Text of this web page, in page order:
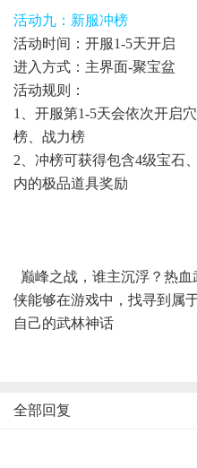
活动九：新服冲榜
活动时间：开服1-5天开启
进入方式：主界面-聚宝盆
活动规则：
1、开服第1-5天会依次开启
榜、战力榜
2、冲榜可获得包含4级宝石
内的极品道具奖励
巅峰之战，谁主沉浮？热
侠能够在游戏中，找寻到属
自己的武林神话
全部回复